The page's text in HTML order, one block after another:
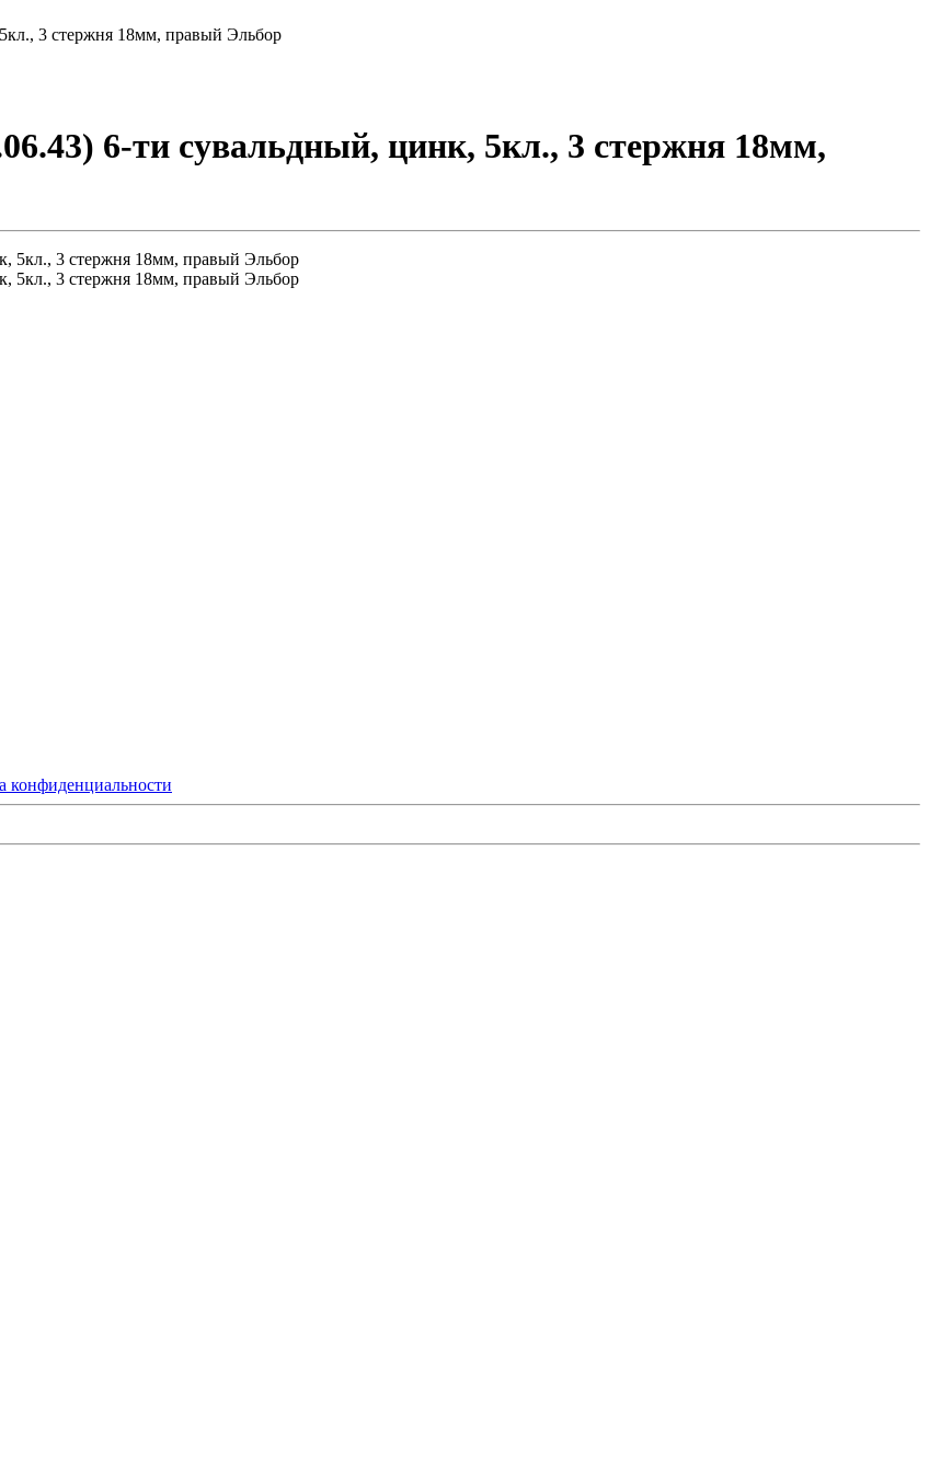
3 стержня 18мм, правый Эльбор
6-ти сувальдный, цинк, 5кл., 3 стержня 18мм,
конфиденциальности